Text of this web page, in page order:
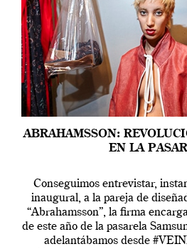
ABRAHAMSSON:
EN LA
Conseguimos entrevistar,
inaugural, a la pareja de
“Abrahamsson”, la firma
de este año de la pasarela
adelantábamos desde